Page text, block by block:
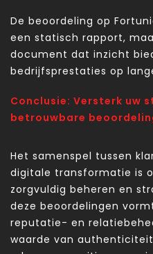
De beoordeling op
een statisch rapport,
document dat inzicht
bedrijfsprestaties op
Conclusie: Versterk uw
betrouwbare
Het samenspel tussen
digitale transformatie is
zorgvuldig beheren en
deze beoordelingen
reputatie- en
waarde van